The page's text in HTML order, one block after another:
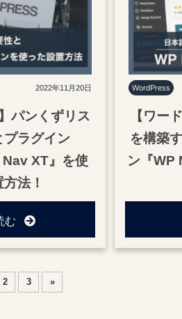
2022年11月20日
パンくずリス
プラグイン
XT』を使
法！
む
WordPress
【ワー
を構築
ン『WP
2 3 »